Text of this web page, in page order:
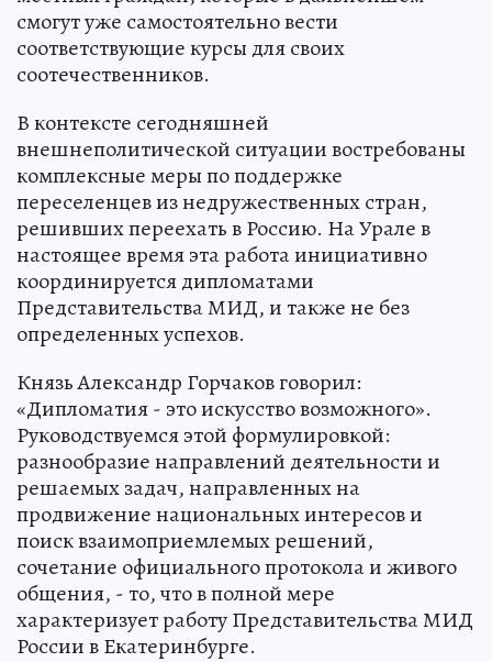
смогут уже самостоятельно вести
соответствующие курсы для своих
соотечественников.
В контексте сегодняшней
внешнеполитической ситуации востребованы
комплексные меры по поддержке
переселенцев из недружественных стран,
решивших переехать в Россию. На Урале в
настоящее время эта работа инициативно
координируется дипломатами
Представительства МИД, и также не без
определенных успехов.
Князь Александр Горчаков говорил:
«Дипломатия - это искусство возможного».
Руководствуемся этой формулировкой:
разнообразие направлений деятельности и
решаемых задач, направленных на
продвижение национальных интересов и
поиск взаимоприемлемых решений,
сочетание официального протокола и живого
общения, - то, что в полной мере
характеризует работу Представительства МИД
России в Екатеринбурге.